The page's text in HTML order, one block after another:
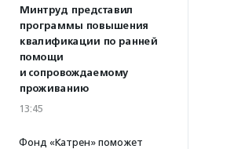
Минтруд представил
программы повышения
квалификации по ранней
помощи
и сопровождаемому
проживанию
13:45
Фонд «Катрен» поможет